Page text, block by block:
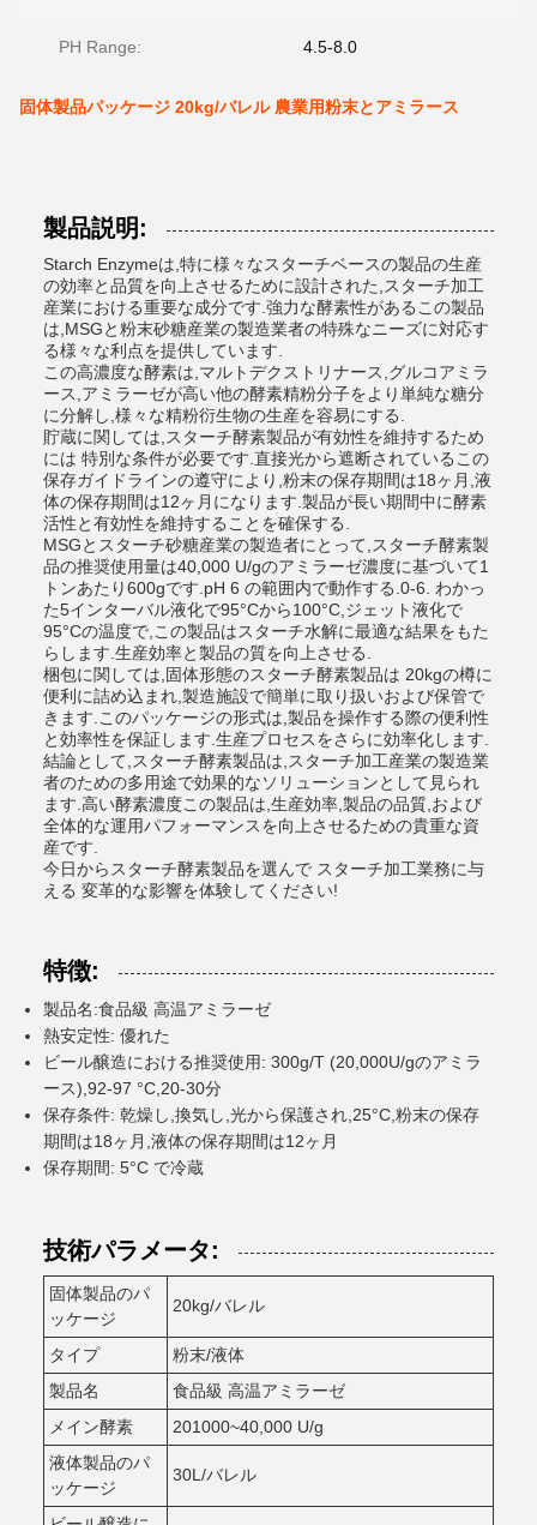
PH Range: 4.5-8.0
固体製品パッケージ 20kg/バレル 農業用粉末とアミラース
製品説明:
Starch Enzymeは,特に様々なスターチベースの製品の生産
の効率と品質を向上させるために設計された,スターチ加工
産業における重要な成分です.強力な酵素性があるこの製品
は,MSGと粉末砂糖産業の製造業者の特殊なニーズに対応す
る様々な利点を提供しています.
この高濃度な酵素は,マルトデクストリナース,グルコアミラ
ース,アミラーゼが高い他の酵素精粉分子をより単純な糖分
に分解し,様々な精粉衍生物の生産を容易にする.
貯蔵に関しては,スターチ酵素製品が有効性を維持するため
には 特別な条件が必要です.直接光から遮断されているこの
保存ガイドラインの遵守により,粉末の保存期間は18ヶ月,液
体の保存期間は12ヶ月になります.製品が長い期間中に酵素
活性と有効性を維持することを確保する.
MSGとスターチ砂糖産業の製造者にとって,スターチ酵素製
品の推奨使用量は40,000 U/gのアミラーゼ濃度に基づいて1
トンあたり600gです.pH 6 の範囲内で動作する.0-6. わかっ
た5インターバル液化で95°Cから100°C,ジェット液化で
95°Cの温度で,この製品はスターチ水解に最適な結果をもた
らします.生産効率と製品の質を向上させる.
梱包に関しては,固体形態のスターチ酵素製品は 20kgの樽に
便利に詰め込まれ,製造施設で簡単に取り扱いおよび保管で
きます.このパッケージの形式は,製品を操作する際の便利性
と効率性を保証します.生産プロセスをさらに効率化します.
結論として,スターチ酵素製品は,スターチ加工産業の製造業
者のための多用途で効果的なソリューションとして見られ
ます.高い酵素濃度この製品は,生産効率,製品の品質,および
全体的な運用パフォーマンスを向上させるための貴重な資
産です.
今日からスターチ酵素製品を選んで スターチ加工業務に与
える 変革的な影響を体験してください!
特徴:
製品名:食品級 高温アミラーゼ
熱安定性: 優れた
ビール醸造における推奨使用: 300g/T (20,000U/gのアミラ
ース),92-97 °C,20-30分
保存条件: 乾燥し,換気し,光から保護され,25°C,粉末の保存
期間は18ヶ月,液体の保存期間は12ヶ月
保存期間: 5°C で冷蔵
技術パラメータ:
固体製品のパ
ッケージ
20kg/バレル
タイプ
粉末/液体
製品名
食品級 高温アミラーゼ
メイン酵素
201000~40,000 U/g
液体製品のパ
ッケージ
30L/バレル